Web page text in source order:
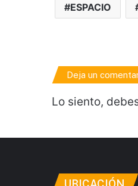
ESPACIO
Deja un
Lo siento,